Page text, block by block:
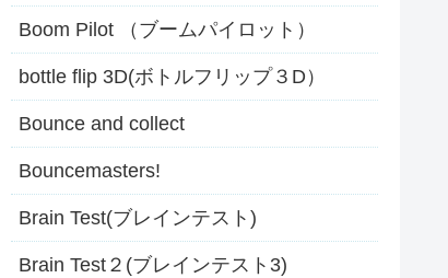
Boom Pilot （ブームパイロット）
bottle flip 3D(ボトルフリップ３D）
Bounce and collect
Bouncemasters!
Brain Test(ブレインテスト)
Brain Test２(ブレインテスト3)